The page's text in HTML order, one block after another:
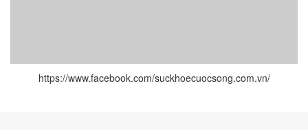
https://www.facebook.com/suckhoecuocsong.com.vn/